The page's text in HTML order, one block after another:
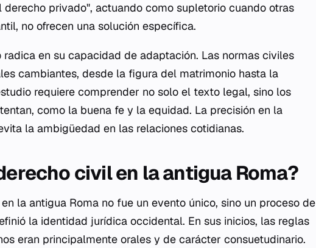
privado", actuando como supletorio cuando otras
no ofrecen una solución específica.
en su capacidad de adaptación. Las normas civiles
cambiantes, desde la figura del matrimonio hasta la
requiere comprender no solo el texto legal, sino los
como la buena fe y la equidad. La precisión en la
la ambigüedad en las relaciones cotidianas.
civil en la antigua Roma?
la antigua Roma no fue un evento único, sino un proceso de
la identidad jurídica occidental. En sus inicios, las reglas
eran principalmente orales y de carácter consuetudinario.